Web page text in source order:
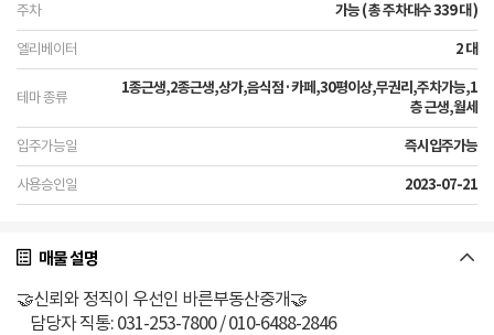
가능 ( 총 주차대수 339 대 )
2 대
1종근생,2종근생,상가,음식점·카페,30평이상,무권리,주차가능,1
층 근생,월세
즉시입주가능
2023-07-21
매물 설명
🤝신뢰와 정직이 우선인 바른부동산중개🤝
담당자 직통: 031-253-7800 / 010-6488-2846